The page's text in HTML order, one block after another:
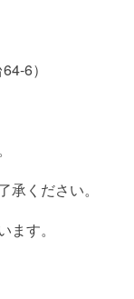
6）
ください。
す。